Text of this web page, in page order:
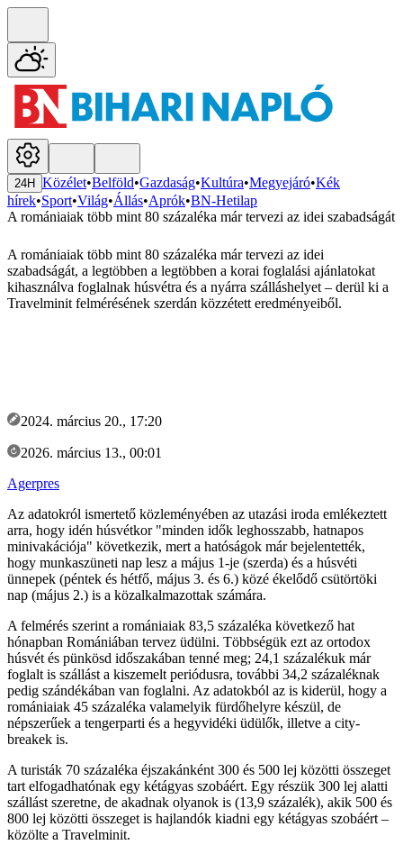
24H Közélet•Belföld•Gazdaság•Kultúra•Megyejáró•Kék
hírek•Sport•Világ•Állás•Aprók•BN-Hetilap
A romániaiak több mint 80 százaléka már tervezi az idei szabadságát
A romániaiak több mint 80 százaléka már tervezi az idei
szabadságát, a legtöbben a legtöbben a korai foglalási ajánlatokat
kihasználva foglalnak húsvétra és a nyárra szálláshelyet – derül ki a
Travelminit felmérésének szerdán közzétett eredményeiből.
2024. március 20., 17:20
2026. március 13., 00:01
Agerpres
Az adatokról ismertető közleményében az utazási iroda emlékeztett
arra, hogy idén húsvétkor "minden idők leghosszabb, hatnapos
minivakációja" következik, mert a hatóságok már bejelentették,
hogy munkaszüneti nap lesz a május 1-je (szerda) és a húsvéti
ünnepek (péntek és hétfő, május 3. és 6.) közé ékelődő csütörtöki
nap (május 2.) is a közalkalmazottak számára.
A felmérés szerint a romániaiak 83,5 százaléka következő hat
hónapban Romániában tervez üdülni. Többségük ezt az ortodox
húsvét és pünkösd időszakában tenné meg; 24,1 százalékuk már
foglalt is szállást a kiszemelt periódusra, további 34,2 százaléknak
pedig szándékában van foglalni. Az adatokból az is kiderül, hogy a
romániaiak 45 százaléka valamelyik fürdőhelyre készül, de
népszerűek a tengerparti és a hegyvidéki üdülők, illetve a city-
breakek is.
A turisták 70 százaléka éjszakánként 300 és 500 lej közötti összeget
tart elfogadhatónak egy kétágyas szobáért. Egy részük 300 lej alatti
szállást szeretne, de akadnak olyanok is (13,9 százalék), akik 500 és
800 lej közötti összeget is hajlandók kiadni egy kétágyas szobáért –
közölte a Travelminit.